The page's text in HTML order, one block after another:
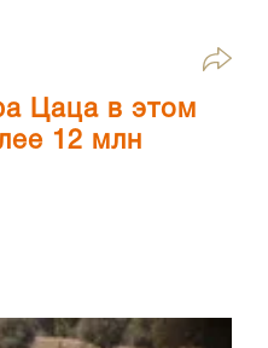
Цаца в этом
12 млн